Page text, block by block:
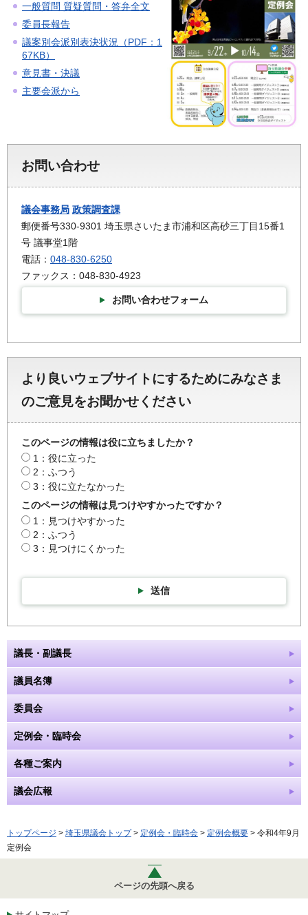
一般質問 質疑質問・答弁全文
委員長報告
議案別会派別表決状況（PDF：1
67KB）
意見書・決議
主要会派から
お問い合わせ
議会事務局 政策調査課
郵便番号330-9301 埼玉県さいたま市浦和区高砂三丁目15番1
号 議事堂1階
電話： 048-830-6250
ファックス：048-830-4923
お問い合わせフォーム
より良いウェブサイトにするためにみなさま
のご意見をお聞かせください
このページの情報は役に立ちましたか？
1：役に立った
2：ふつう
3：役に立たなかった
このページの情報は見つけやすかったですか？
1：見つけやすかった
2：ふつう
3：見つけにくかった
送信
議長・副議長
議員名簿
委員会
定例会・臨時会
各種ご案内
議会広報
トップページ > 埼玉県議会トップ> 定例会・臨時会 > 定例会概要 > 令和4年9月
定例会
ページの先頭へ戻る